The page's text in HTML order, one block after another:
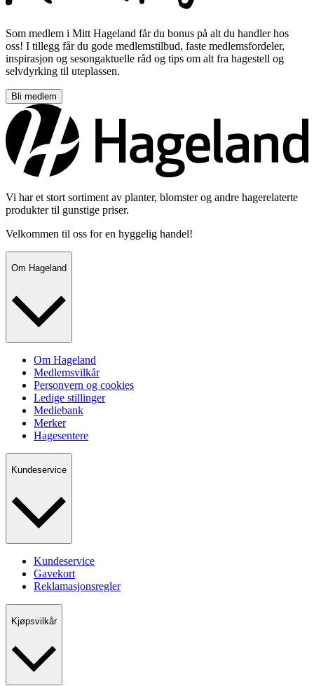
Som medlem i Mitt Hageland får du bonus på alt du handler hos
oss! I tillegg får du gode medlemstilbud, faste medlemsfordeler,
inspirasjon og sesongaktuelle råd og tips om alt fra hagestell og
selvdyrking til uteplassen.
Bli medlem
Vi har et stort sortiment av planter, blomster og andre hagerelaterte
produkter til gunstige priser.
Velkommen til oss for en hyggelig handel!
Om Hageland
Om Hageland
Medlemsvilkår
Personvern og cookies
Ledige stillinger
Mediebank
Merker
Hagesentere
Kundeservice
Kundeservice
Gavekort
Reklamasjonsregler
Kjøpsvilkår